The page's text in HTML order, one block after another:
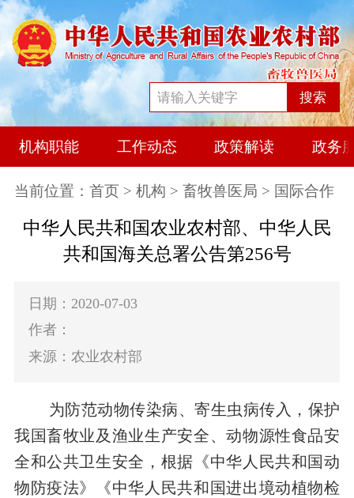
搜索
机构职能 工作动态 政策解读 政务
当前位置： 首页 > 机构 > 畜牧兽医局 > 国际合作
中华人民共和国农业农村部、中华人民
共和国海关总署公告第256号
日期：2020-07-03
作者：
来源：农业农村部
为防范动物传染病、寄生虫病传入，保护
我国畜牧业及渔业生产安全、动物源性食品安
全和公共卫生安全，根据《中华人民共和国动
物防疫法》《中华人民共和国进出境动植物检